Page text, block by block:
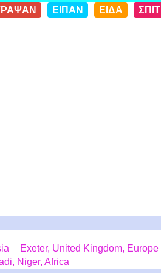
ΕΙΠΑΝ ΕΙΔΑ ΣΠΙΤΙ
Exeter, United Kingdom, Europe
Niger, Africa